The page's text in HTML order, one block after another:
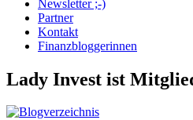
Newsletter ;-)
Partner
Kontakt
Finanzbloggerinnen
Lady Invest ist